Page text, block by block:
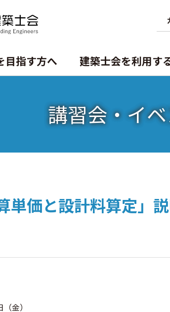
目指す方へ
一級建築士の諸手続
二級・木造の名簿の閲覧と
建築士会を利用す
建築士を探そう
機構
講習会・イ
単価と設計料算定」
金）